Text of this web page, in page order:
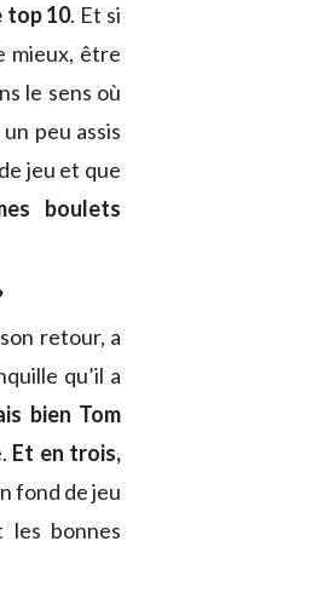
top 10. Et si
mieux, être
le sens où
peu assis
jeu et que
boulets
retour, a
qu’il a
bien Tom
Et en trois,
fond de jeu
bonnes